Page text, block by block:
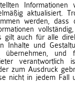
Informationen
aktualisiert.
werden, dass
gilt auch für alle
Inhalte und
übernehmen, und
verantwortlich
zum Ausdruck
nicht in jedem Fall